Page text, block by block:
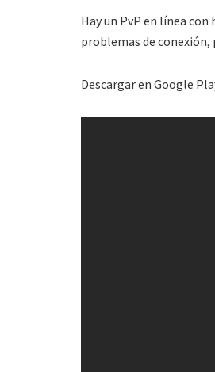
Hay un PvP en línea
problemas de conexión,
Descargar en Google